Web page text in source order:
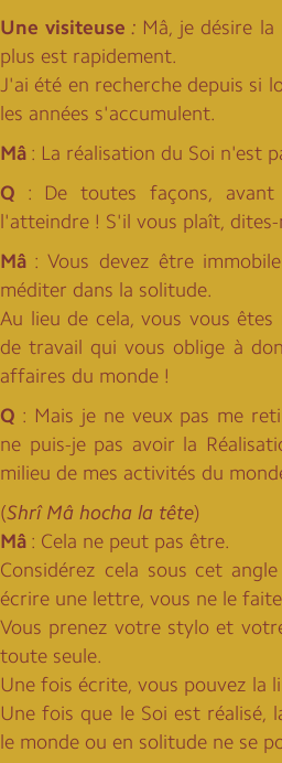
Une visiteuse : Mâ, je désire
plus est rapidement.
J'ai été en recherche depuis si
les années s'accumulent.
Mâ : La réalisation du Soi n'est
Q : De toutes façons,
l'atteindre ! S'il vous plaît,
Mâ : Vous devez être
méditer dans la solitude.
Au lieu de cela, vous vous
de travail qui vous oblige à
affaires du monde !
Q : Mais je ne veux pas me
ne puis-je pas avoir la
milieu de mes activités du
(Shrî Mâ hocha la tête)
Mâ : Cela ne peut pas être.
Considérez cela sous cet
écrire une lettre, vous ne le
Vous prenez votre stylo et
toute seule.
Une fois écrite, vous pouvez la
Une fois que le Soi est réalisé,
le monde ou en solitude ne se